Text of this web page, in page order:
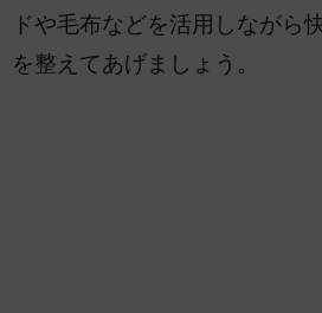
ドや毛布などを活用しながら
を整えてあげましょう。